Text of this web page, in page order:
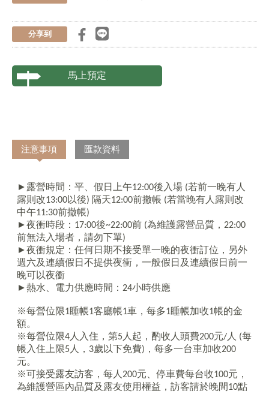
分享到
馬上預定
注意事項 匯款資料
►露營時間：平、假日上午12:00後入場 (若前一晚有人
露則改13:00以後) 隔天12:00前撤帳 (若當晚有人露則改
中午11:30前撤帳)
►夜衝時段： 17:00後~22:00前 (為維護露營品質， 22:00
前無法入場者，請勿下單)
►夜衝規定：任何日期不接受單一晚的夜衝訂位，另外
週六及連續假日不提供夜衝，一般假日及連續假日前一
晚可以夜衝
►熱水、電力供應時間： 24小時供應
※每營位限1睡帳1客廳帳1車，每多1睡帳加收1帳的金
額。
※每營位限4人入住，第5人起，酌收人頭費200元/人 (每
帳入住上限5人， 3歲以下免費) ，每多一台車加收200
元。
※可接受露友訪客，每人200元、停車費每台收100元，
為維護營區內品質及露友使用權益，訪客請於晚間10點